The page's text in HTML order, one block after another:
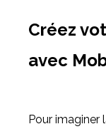
Créez
avec
Pour imaginer